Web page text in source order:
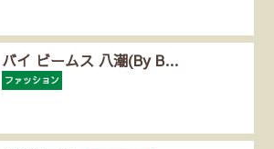
バイ ビームス 八潮(By B…
ファッション